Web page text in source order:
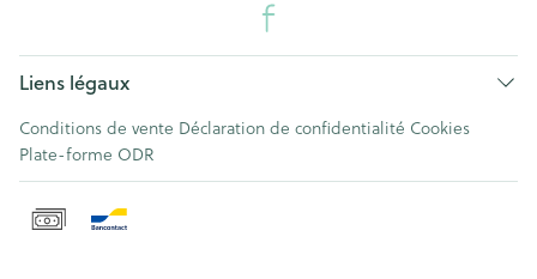
Liens légaux
Conditions de vente Déclaration de confidentialité Cookies
Plate-forme ODR